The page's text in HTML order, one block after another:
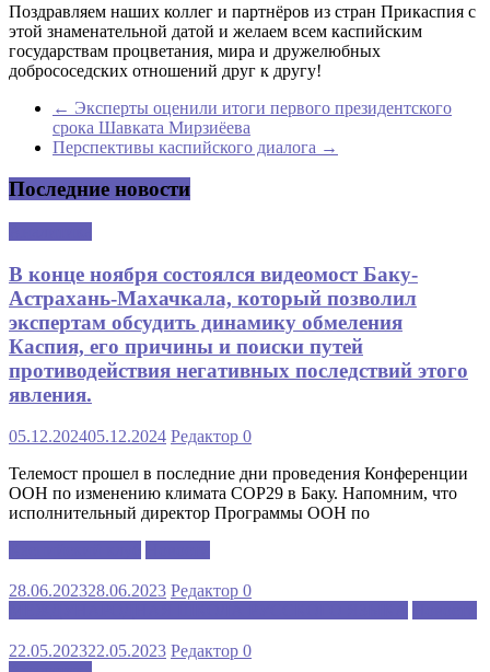
Поздравляем наших коллег и партнёров из стран Прикаспия с
этой знаменательной датой и желаем всем каспийским
государствам процветания, мира и дружелюбных
добрососедских отношений друг к другу!
← Эксперты оценили итоги первого президентского
срока Шавката Мирзиёева
Перспективы каспийского диалога →
Последние новости
В конце ноября состоялся видеомост Баку-
Астрахань-Махачкала, который позволил
экспертам обсудить динамику обмеления
Каспия, его причины и поиски путей
противодействия негативных последствий этого
явления.
05.12.202405.12.2024 Редактор 0
Телемост прошел в последние дни проведения Конференции
ООН по изменению климата COP29 в Баку. Напомним, что
исполнительный директор Программы ООН по
28.06.202328.06.2023 Редактор 0
22.05.202322.05.2023 Редактор 0